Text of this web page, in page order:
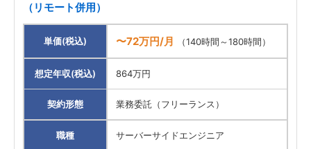
（リモート併用）
単価(税込) 〜72万円/月 （140時間～180時間）
想定年収(税込) 864万円
契約形態 業務委託（フリーランス）
職種 サーバーサイドエンジニア